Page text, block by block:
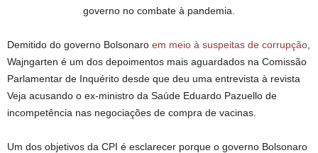
governo no combate à pandemia.
Demitido do governo Bolsonaro em meio à suspeitas de corrupção
Wajngarten é um dos depoimentos mais aguardados na Comissão
Parlamentar de Inquérito desde que deu uma entrevista à revista
Veja acusando o ex-ministro da Saúde Eduardo Pazuello de
incompetência nas negociações de compra de vacinas.
Um dos objetivos da CPI é esclarecer porque o governo Bolsonaro